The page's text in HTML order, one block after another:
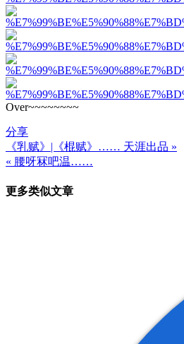
Over~~~~~~~~
分享
文
章
导
《乳赋》|《棍赋》…… 天涯出品 »
« 腰呀冧吧温……
更多类似文章